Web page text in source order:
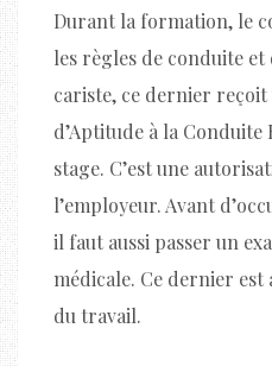
Durant la formation, le
les règles de conduite
cariste, ce dernier reçoit
d’Aptitude à la Conduite
stage. C’est une
l’employeur. Avant
il faut aussi passer un
médicale. Ce dernier
du travail.